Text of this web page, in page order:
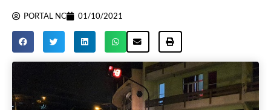
PORTAL NC 01/10/2021